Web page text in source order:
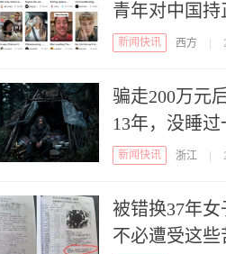
青年对中国持
新闻快讯 西方
骗走200万元
13年，没睡
新闻快讯 浙江
被错换37年女
不必遭受这些